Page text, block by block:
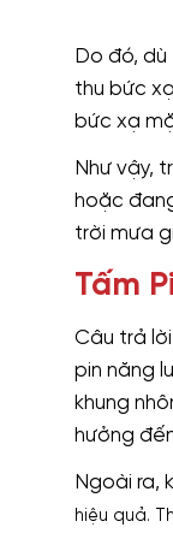
Do đó,
thu bức
bức xạ
Như vậy,
hoặc
trời mưa
Tấm
Câu trả
pin năng
khung
hưởng
Ngoài ra,
hiệu quả.